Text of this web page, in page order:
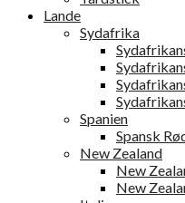
Lande
Sydafrika
Spanien
Spansk
New Zealand
New
New